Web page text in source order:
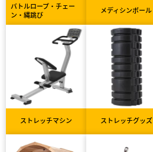
バトルロープ・チェー
ン・縄跳び
メディシンボール
ストレッチマシン ストレッチグッズ